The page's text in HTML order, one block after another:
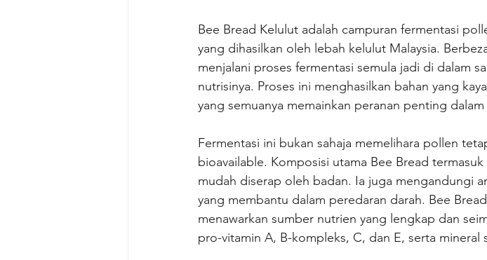
Bee Bread Kelulut adalah campuran fermentasi
yang dihasilkan oleh lebah kelulut Malaysia.
menjalani proses fermentasi semula jadi di dalam
nutrisinya. Proses ini menghasilkan bahan yang
yang semuanya memainkan peranan penting
Fermentasi ini bukan sahaja memelihara pollen
bioavailable. Komposisi utama Bee Bread
mudah diserap oleh badan. Ia juga mengandungi
yang membantu dalam peredaran darah. Bee
menawarkan sumber nutrien yang lengkap dan
pro-vitamin A, B-kompleks, C, dan E, serta